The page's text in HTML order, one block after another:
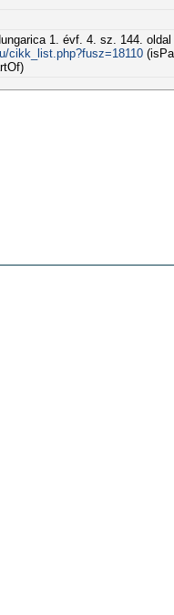
1. évf. 4. sz. 144. oldal
cikk_list.php?fusz=18110